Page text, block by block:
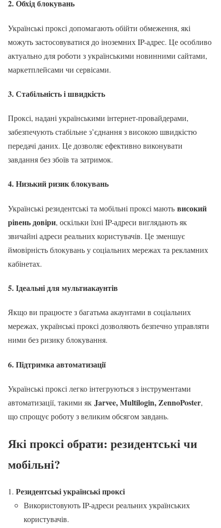
2. Обхід блокувань
Українські проксі допомагають обійти обмеження, які
можуть застосовуватися до іноземних IP-адрес. Це особливо
актуально для роботи з українськими новинними сайтами,
маркетплейсами чи сервісами.
3. Стабільність і швидкість
Проксі, надані українськими інтернет-провайдерами,
забезпечують стабільне з’єднання з високою швидкістю
передачі даних. Це дозволяє ефективно виконувати
завдання без збоїв та затримок.
4. Низький ризик блокувань
Українські резидентські та мобільні проксі мають високий
рівень довіри, оскільки їхні IP-адреси виглядають як
звичайні адреси реальних користувачів. Це зменшує
ймовірність блокувань у соціальних мережах та рекламних
кабінетах.
5. Ідеальні для мультиакаунтів
Якщо ви працюєте з багатьма акаунтами в соціальних
мережах, українські проксі дозволяють безпечно управляти
ними без ризику блокування.
6. Підтримка автоматизації
Українські проксі легко інтегруються з інструментами
автоматизації, такими як Jarvee, Multilogin, ZennoPoster,
що спрощує роботу з великим обсягом завдань.
Які проксі обрати: резидентські чи
мобільні?
Резидентські українські проксі
Використовують IP-адреси реальних українських
користувачів.